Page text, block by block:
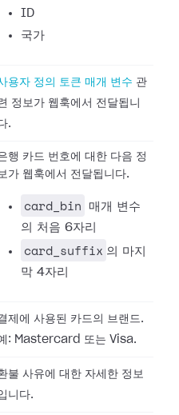
ID
국가
용자 정의 토큰 매개 변수 관
정보가 웹훅에서 전달됩니
.
행 카드 번호에 대한 다음 정
가 웹훅에서 전달됩니다.
card_bin
매개 변수
의 처음 6자리
card_suffix 의 마지
막 4자리
제에 사용된 카드의 브랜드.
: Mastercard 또는 Visa.
불 사유에 대한 자세한 정보
니다.